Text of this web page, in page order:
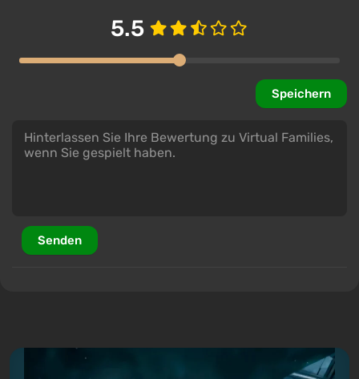
457 Bewertungen
Virtual Families Cook Off: Chapter 1 Let's Go
ggsel 4.2457 Bewertungen
Unterstützung bei VGTimes
5.5
Speichern
Senden